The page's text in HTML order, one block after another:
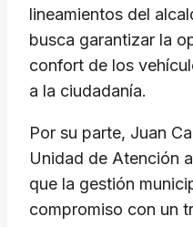
lineamientos del
busca garantizar la
confort de los
a la ciudadanía.
Por su parte, Juan
Unidad de Atención
que la gestión
compromiso con un